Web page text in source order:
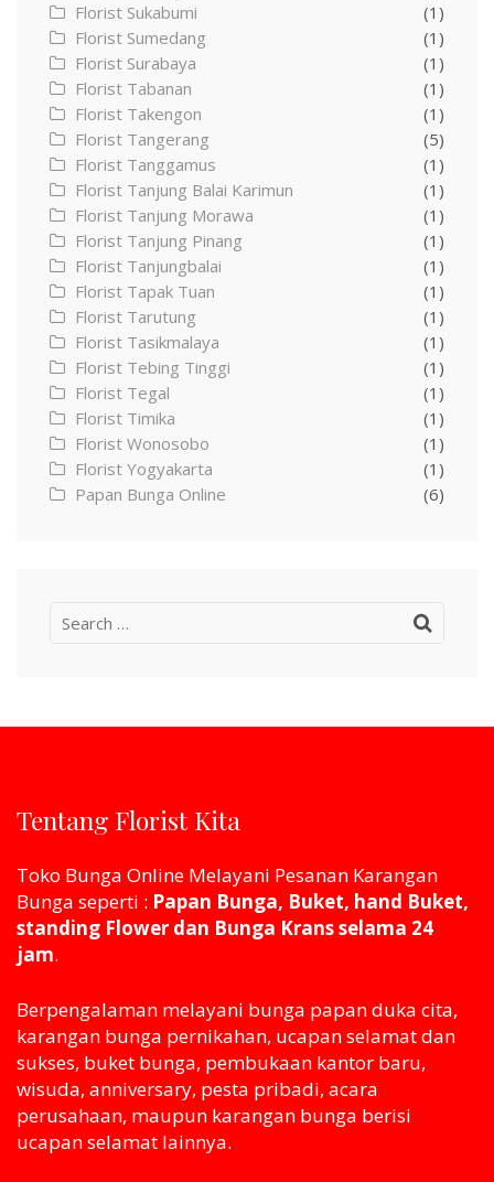
Florist Sukabumi
(1)
Florist Sumedang
(1)
Florist Surabaya
(1)
Florist Tabanan
(1)
Florist Takengon
(1)
Florist Tangerang
(5)
Florist Tanggamus
(1)
Florist Tanjung Balai Karimun
(1)
Florist Tanjung Morawa
(1)
Florist Tanjung Pinang
(1)
Florist Tanjungbalai
(1)
Florist Tapak Tuan
(1)
Florist Tarutung
(1)
Florist Tasikmalaya
(1)
Florist Tebing Tinggi
(1)
Florist Tegal
(1)
Florist Timika
(1)
Florist Wonosobo
(1)
Florist Yogyakarta
(1)
Papan Bunga Online
(6)
Search
Tentang Florist Kita
Toko Bunga Online Melayani Pesanan Karangan
Bunga seperti : Papan Bunga, Buket, hand Buket,
standing Flower dan Bunga Krans selama 24
jam.
Berpengalaman melayani bunga papan duka cita,
karangan bunga pernikahan, ucapan selamat dan
sukses, buket bunga, pembukaan kantor baru,
wisuda, anniversary, pesta pribadi, acara
perusahaan, maupun karangan bunga berisi
ucapan selamat lainnya.